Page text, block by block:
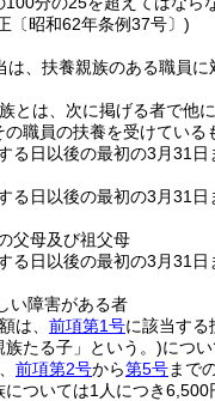
〔昭和62年条例37号〕)
は、扶養親族のある職員に
とは、次に掲げる者で他
の職員の扶養を受けている
る日以後の最初の3月31日
る日以後の最初の3月31日
父母及び祖父母
る日以後の最初の3月31日
い障害がある者
は、 前項第1号に該当する
族たる子」という。)につ
前項第2号から第5号まで
については1人につき6,500